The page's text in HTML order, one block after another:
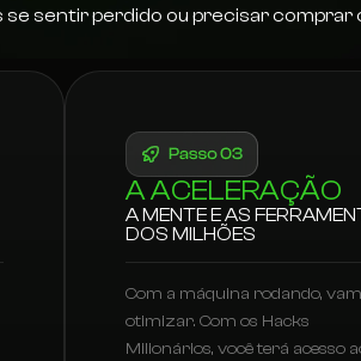
se sentir perdido ou precisar comprar
A ACELERAÇÃO
A MENTE E AS
DOS MILHÕES
Com a máquina rodando,
otimizar. Com os Hacks
Milionários, você terá acesso